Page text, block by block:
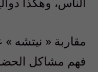
مقاربة « نيتشه
فهم مشاكل